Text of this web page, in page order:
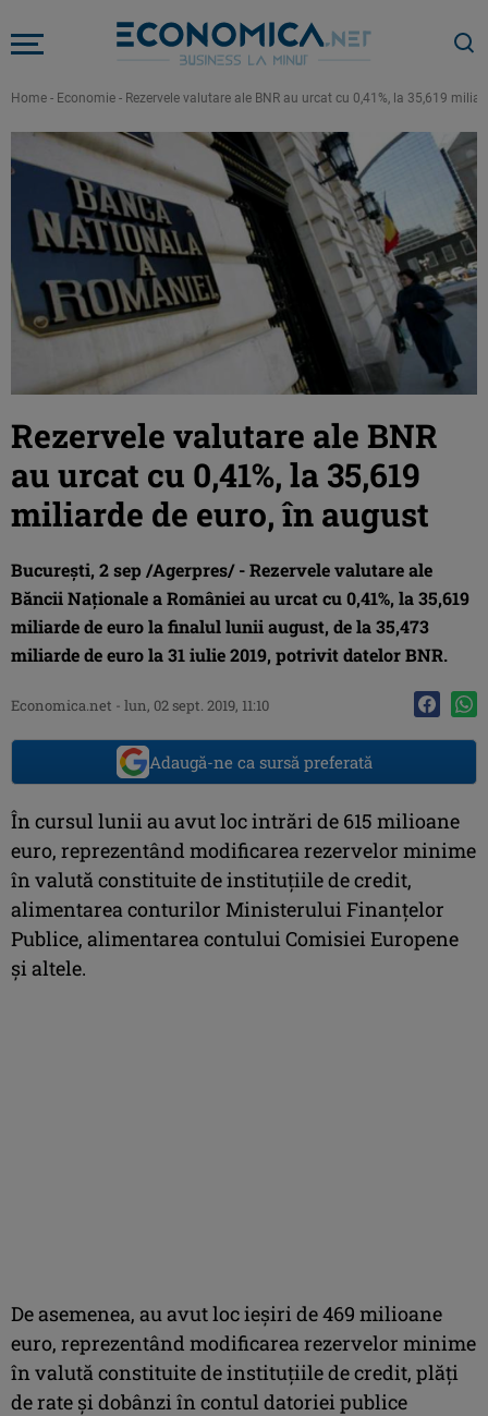
Home - Economie - Rezervele valutare ale BNR au urcat cu 0,41%, la 35,619
Rezervele valutare ale BNR
au urcat cu 0,41%, la 35,619
miliarde de euro, în august
Bucureşti, 2 sep /Agerpres/ - Rezervele valutare ale
Băncii Naţionale a României au urcat cu 0,41%, la 35,619
miliarde de euro la finalul lunii august, de la 35,473
miliarde de euro la 31 iulie 2019, potrivit datelor BNR.
Economica.net - lun, 02 sept. 2019, 11:10
Adaugă-ne ca sursă preferată
În cursul lunii au avut loc intrări de 615 milioane
euro, reprezentând modificarea rezervelor minime
în valută constituite de instituţiile de credit,
alimentarea conturilor Ministerului Finanţelor
Publice, alimentarea contului Comisiei Europene
şi altele.
De asemenea, au avut loc ieşiri de 469 milioane
euro, reprezentând modificarea rezervelor minime
în valută constituite de instituţiile de credit, plăţi
de rate şi dobânzi în contul datoriei publice